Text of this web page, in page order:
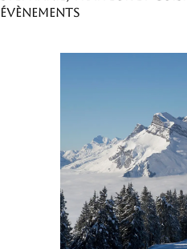
évènements